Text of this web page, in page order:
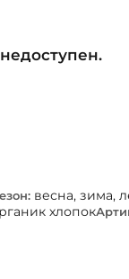
весна, зима,
хлопок